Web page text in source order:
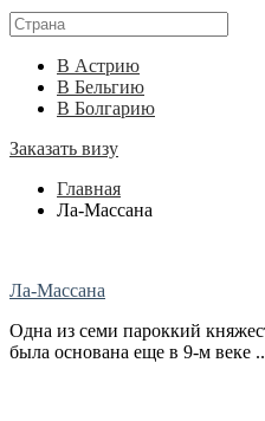
В Астрию
В Бельгию
В Болгарию
Заказать визу
Главная
Ла-Массана
Ла-Массана
Одна из семи пароккий
была основана еще в 9-м веке